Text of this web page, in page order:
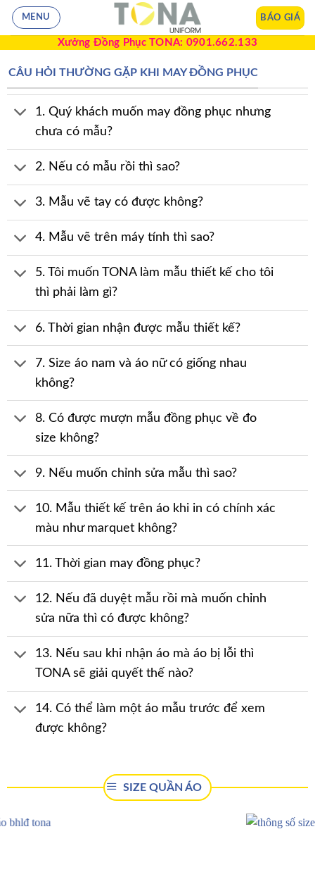
MENU BÁO GIÁ
Xưởng Đồng Phục TONA: 0901.662.133
CÂU HỎI THƯỜNG GẶP KHI MAY ĐỒNG PHỤC
1. Quý khách muốn may đồng phục nhưng
chưa có mẫu?
2. Nếu có mẫu rồi thì sao?
3. Mẫu vẽ tay có được không?
4. Mẫu vẽ trên máy tính thì sao?
5. Tôi muốn TONA làm mẫu thiết kế cho tôi
thì phải làm gì?
6. Thời gian nhận được mẫu thiết kế?
7. Size áo nam và áo nữ có giống nhau
không?
8. Có được mượn mẫu đồng phục về đo
size không?
9. Nếu muốn chỉnh sửa mẫu thì sao?
10. Mẫu thiết kế trên áo khi in có chính xác
màu như marquet không?
11. Thời gian may đồng phục?
12. Nếu đã duyệt mẫu rồi mà muốn chỉnh
sửa nữa thì có được không?
13. Nếu sau khi nhận áo mà áo bị lỗi thì
TONA sẽ giải quyết thế nào?
14. Có thể làm một áo mẫu trước để xem
được không?
SIZE QUẦN ÁO